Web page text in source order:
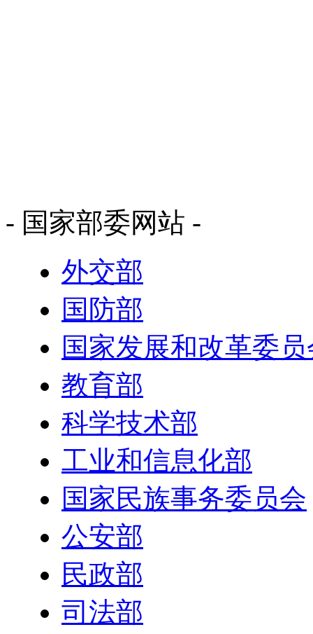
- 国家部委网站 -
外交部
国防部
国家发展和改革委
教育部
科学技术部
工业和信息化部
国家民族事务委员会
公安部
民政部
司法部